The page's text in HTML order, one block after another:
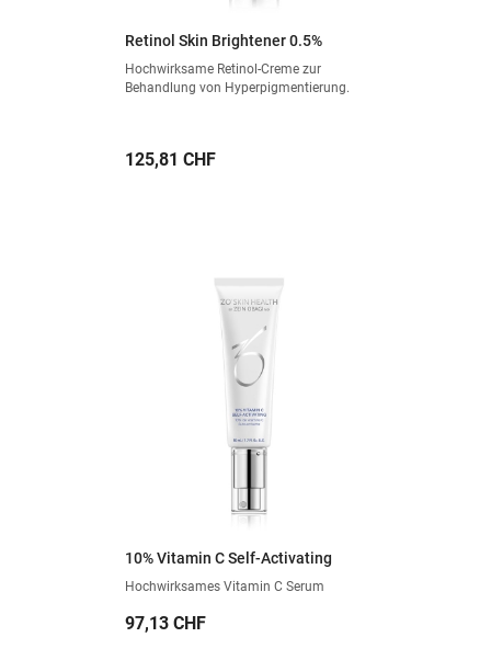
Retinol Skin Brightener 0.5%
Hochwirksame Retinol-Creme zur
Behandlung von Hyperpigmentierung.
Preis
125,81 CHF
10% Vitamin C Self-Activating
Hochwirksames Vitamin C Serum
Preis
97,13 CHF